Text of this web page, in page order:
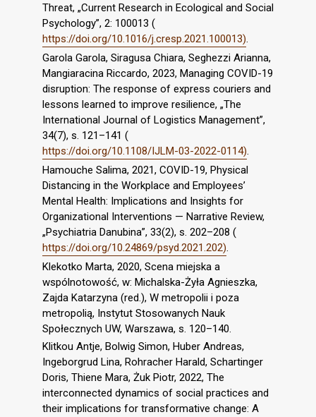
Threat, „Current Research in Ecological and Social
Psychology”, 2: 100013 (
https://doi.org/10.1016/j.cresp.2021.100013).
Garola Garola, Siragusa Chiara, Seghezzi Arianna,
Mangiaracina Riccardo, 2023, Managing COVID-19
disruption: The response of express couriers and
lessons learned to improve resilience, „The
International Journal of Logistics Management”,
34(7), s. 121–141 (
https://doi.org/10.1108/IJLM-03-2022-0114).
Hamouche Salima, 2021, COVID-19, Physical
Distancing in the Workplace and Employees’
Mental Health: Implications and Insights for
Organizational Interventions — Narrative Review,
„Psychiatria Danubina”, 33(2), s. 202–208 (
https://doi.org/10.24869/psyd.2021.202).
Klekotko Marta, 2020, Scena miejska a
wspólnotowość, w: Michalska-Żyła Agnieszka,
Zajda Katarzyna (red.), W metropolii i poza
metropolią, Instytut Stosowanych Nauk
Społecznych UW, Warszawa, s. 120–140.
Klitkou Antje, Bolwig Simon, Huber Andreas,
Ingeborgrud Lina, Rohracher Harald, Schartinger
Doris, Thiene Mara, Żuk Piotr, 2022, The
interconnected dynamics of social practices and
their implications for transformative change: A